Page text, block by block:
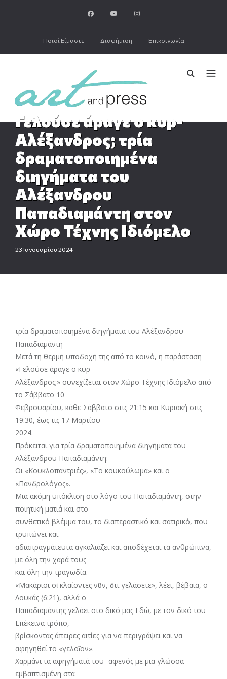
Ποιοί Είμαστε Διαφήμιση Επικοινωνία
Γελούσε άραγε ο κυρ-
Αλέξανδρος; τρία
δραματοποιημένα
διηγήματα του
Αλέξανδρου
Παπαδιαμάντη στον
Χώρο Τέχνης Ιδιόμελο
23 Ιανουαρίου 2024
τρία δραματοποιημένα διηγήματα του Αλέξανδρου
Παπαδιαμάντη
Μετά τη θερμή υποδοχή της από το κοινό, η παράσταση
«Γελούσε άραγε ο κυρ-
Αλέξανδρος;» συνεχίζεται στον Χώρο Τέχνης Ιδιόμελο από
το Σάββατο 10
Φεβρουαρίου, κάθε Σάββατο στις 21:15 και Κυριακή στις
19:30, έως τις 17 Μαρτίου
2024.
Πρόκειται για τρία δραματοποιημένα διηγήματα του
Αλέξανδρου Παπαδιαμάντη:
Οι «Κουκλοπαντριές», «Το κουκούλωμα» και ο
«Πανδρολόγος».
Μια ακόμη υπόκλιση στο λόγο του Παπαδιαμάντη, στην
ποιητική ματιά και στο
συνθετικό βλέμμα του, το διαπεραστικό και σατιρικό, που
τρυπώνει και
αδιαπραγμάτευτα αγκαλιάζει και αποδέχεται τα ανθρώπινα,
με όλη την χαρά τους
και όλη την τραγωδία.
«Μακάριοι οἱ κλαίοντες νῦν, ὅτι γελάσετε», λέει, βέβαια, ο
Λουκάς (6:21), αλλά ο
Παπαδιαμάντης γελάει στο δικό μας Εδώ, με τον δικό του
Επέκεινα τρόπο,
βρίσκοντας άπειρες αιτίες για να περιγράψει και να
αφηγηθεί το «γελοῖον».
Χαρμάνι τα αφηγήματά του -αφενός με μια γλώσσα
εμβαπτισμένη στα